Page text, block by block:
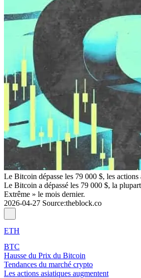
Le Bitcoin dépasse les 79 000 $, les
Le Bitcoin a dépassé les 79 000 $, la
Extrême » le mois dernier.
2026-04-27 Source:theblock.co
ETH
BTC
Hausse du Prix du Bitcoin
Tendances du marché crypto
Les actions asiatiques augmentent